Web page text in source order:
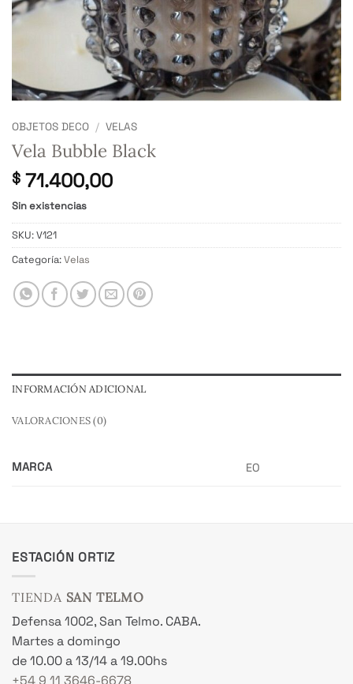
OBJETOS DECO / VELAS
Vela Bubble Black
$ 71.400,00
Sin existencias
SKU:V121
Categoría:Velas
INFORMACIÓN ADICIONAL
VALORACIONES (0)
MARCA EO
ESTACIÓN ORTIZ
TIENDA SAN TELMO
Defensa 1002, San Telmo. CABA.
Martes a domingo
de 10.00 a 13/14 a 19.00hs
+54 9 11 3646-6678